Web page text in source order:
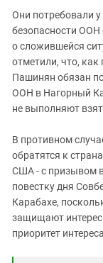
Они потребовали
безопасности ООН
о сложившейся
отметили, что,
Пашинян обязан
ООН в Нагорный
не выполняют
В противном
обратятся к
США - с призывом
повестку дня
Карабахе,
защищают
приоритет